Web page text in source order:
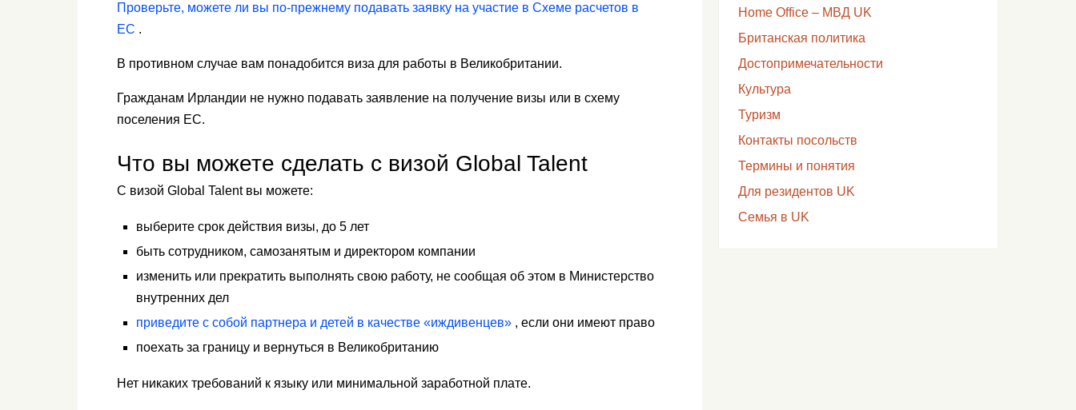
Проверьте, можете ли вы по-прежнему подавать заявку на участие в Схеме расчетов в
ЕС .
В противном случае вам понадобится виза для работы в Великобритании.
Гражданам Ирландии не нужно подавать заявление на получение визы или в схему
поселения ЕС.
Что вы можете сделать с визой Global Talent
С визой Global Talent вы можете:
выберите срок действия визы, до 5 лет
быть сотрудником, самозанятым и директором компании
изменить или прекратить выполнять свою работу, не сообщая об этом в Министерство
внутренних дел
приведите с собой партнера и детей в качестве «иждивенцев» , если они имеют право
поехать за границу и вернуться в Великобританию
Нет никаких требований к языку или минимальной заработной плате.
Home Office – МВД UK
Британская политика
Достопримечательности
Культура
Туризм
Контакты посольств
Термины и понятия
Для резидентов UK
Семья в UK